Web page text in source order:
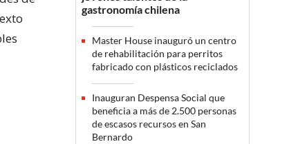
gastronomía chilena
Master House inauguró un centro
de rehabilitación para perritos
fabricado con plásticos reciclados
Inauguran Despensa Social que
beneficia a más de 2.500 personas
de escasos recursos en San
Bernardo